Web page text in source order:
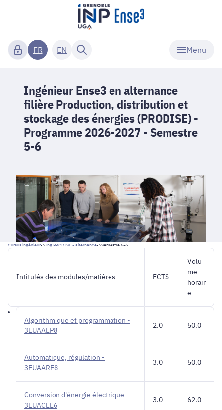
Menu
FR EN
Ingénieur Ense3 en alternance
filière Production, distribution et
stockage des énergies (PRODISE) -
Programme 2026-2027 - Semestre
5-6
Cursus ingénieur->Ing PRODISE - alternance->Semestre 5-6
Intitulés des modules/matières ECTS
Volu
me
horair
e
Algorithmique et programmation -
3EUAAEP8
2.0 50.0
Automatique, régulation -
3EUAARE8
3.0 50.0
Conversion d'énergie électrique -
3EUACEE6
3.0 62.0